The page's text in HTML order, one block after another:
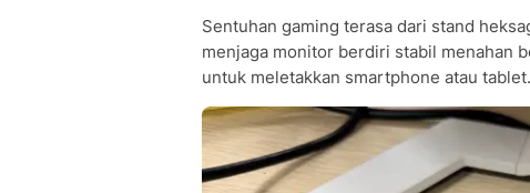
Sentuhan gaming terasa dari stand
menjaga monitor berdiri stabil menahan
untuk meletakkan smartphone atau tablet.